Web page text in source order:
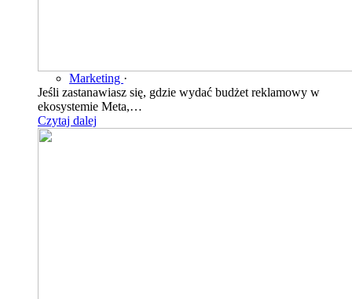
Marketing ·
Jeśli zastanawiasz się, gdzie wydać budżet reklamowy w
ekosystemie Meta,…
Czytaj dalej